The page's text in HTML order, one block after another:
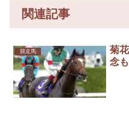
関連記事
競走馬
菊
念